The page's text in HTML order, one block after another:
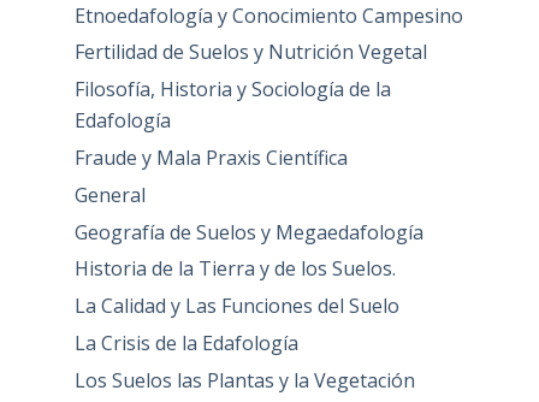
Etnoedafología y Conocimiento Campesino
Fertilidad de Suelos y Nutrición Vegetal
Filosofía, Historia y Sociología de la
Edafología
Fraude y Mala Praxis Científica
General
Geografía de Suelos y Megaedafología
Historia de la Tierra y de los Suelos.
La Calidad y Las Funciones del Suelo
La Crisis de la Edafología
Los Suelos las Plantas y la Vegetación